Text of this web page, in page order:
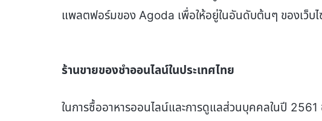
แพลตฟอร์มของ Agoda เพื่อให้อยู่ในอันดับต้นๆ ของเว็บไ
ร้านขายของชำออนไลน์ในประเทศไทย
ในการซื้ออาหารออนไลน์และการดูแลส่วนบุคคลในปี